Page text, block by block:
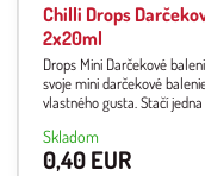
Chilli Drops
2x20ml
Drops Mini Darčekové
svoje mini darčekové
vlastného gusta. Stačí
Skladom
0,40 EUR